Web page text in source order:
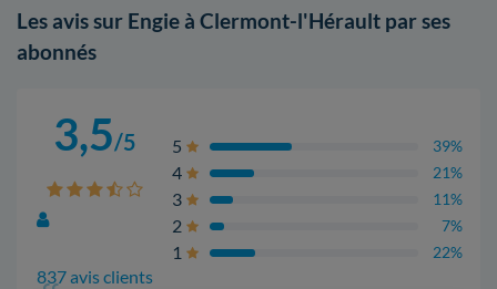
Les avis sur Engie à Clermont-l'Hérault par ses
abonnés
3,5/5
837 avis clients
5 39%
4 21%
3 11%
2 7%
1 22%